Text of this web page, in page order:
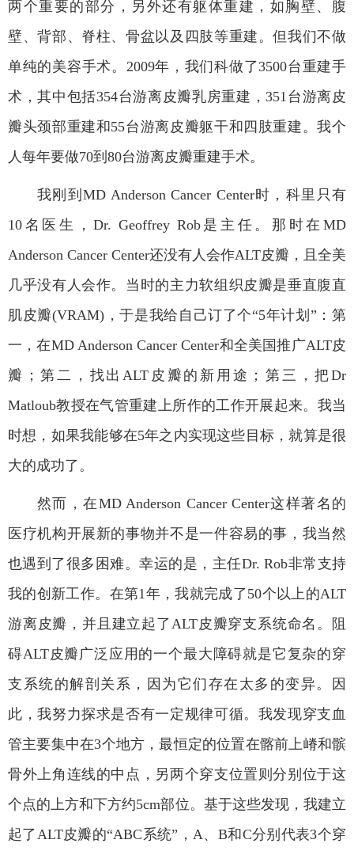
两个重要的部分，另外还有躯体重建，如胸壁、腹
壁、背部、脊柱、骨盆以及四肢等重建。但我们不做
单纯的美容手术。 2009年，我们科做了3500台重建手
术，其中包括354台游离皮瓣乳房重建，351 台游离皮
瓣头颈部重建和55台游离皮瓣躯干和四肢重建。我个
人每年要做70到 80台游离皮瓣重建手术。
我刚到MD Anderson Cancer Center时，科里只有
10 名医生，Dr. Geoffrey Rob是主任。那时在MD
Anderson Cancer Center还没有人会作ALT皮瓣，且全美
几乎没有人会作。当时的主力软组织皮瓣是垂直腹直
肌皮瓣(VRAM)，于是我给自己订了个“5年计划”：第
一，在MD Anderson Cancer Center和全美国推广ALT皮
瓣；第二，找出 ALT 皮瓣的新用途；第三，把Dr
Matloub教授在气管重建上所作的工作开展起来。我当
时想，如果我能够在5年之内实现这些目标，就算是很
大的成功了。
然而，在MD Anderson Cancer Center这样著名的
医疗机构开展新的事物并不是一件容易的事，我当然
也遇到了很多困难。幸运的是，主任Dr. Rob非常支持
我的创新工作。在第1 年，我就完成了50个以上的ALT
游离皮瓣，并且建立起了 ALT皮瓣穿支系统命名。阻
碍ALT皮瓣广泛应用的一个最大障碍就是它复杂的穿
支系统的解剖关系，因为它们存在太多的变异。因
此，我努力探求是否有一定规律可循。我发现穿支血
管主要集中在3个地方，最恒定的位置在髂前上嵴和髌
骨外上角连线的中点，另两个穿支位置则分别位于这
个点的上方和下方约5cm部位。基于这些发现，我建立
起了 ALT皮瓣的“ABC系统”， A 、 B和C分别代表3个穿